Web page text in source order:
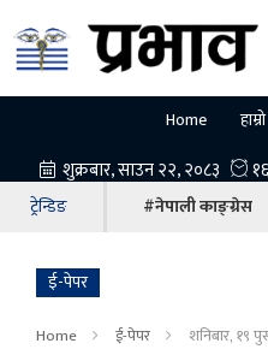
Home
ट्रेन्डिङ #नेपाली काङ्ग्रेस
ई-पेपर
Home ई-पेपर शनिबार, १९